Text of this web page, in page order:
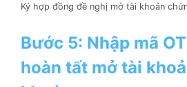
Ký hợp đồng đề nghị mở tài khoản
Bước 5: Nhập mã
hoàn tất mở tài